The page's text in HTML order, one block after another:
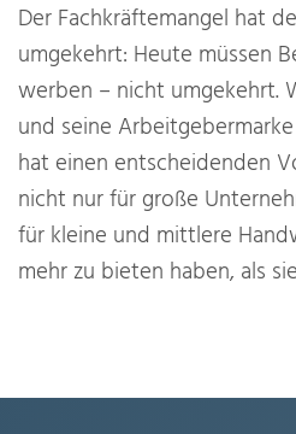
Der Fachkräftemangel hat
umgekehrt: Heute müssen
werben – nicht umgekehrt.
und seine
hat einen entscheidenden
nicht nur für große
für kleine und mittlere
mehr zu bieten haben, als